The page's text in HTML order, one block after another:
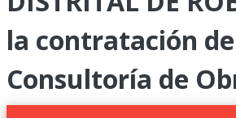
la contratación
Consultoría de